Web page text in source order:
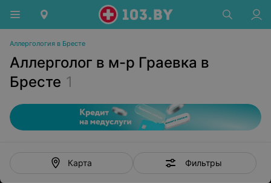
Аллергология в Бресте
Аллерголог в м-р Граевка в
Бресте 1
Карта Фильтры